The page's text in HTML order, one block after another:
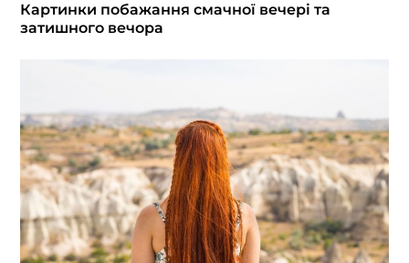
Картинки побажання смачної вечері та
затишного вечора